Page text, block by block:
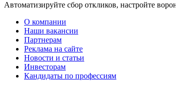
Автоматизируйте сбор откликов, настройте
О компании
Наши вакансии
Партнерам
Реклама на сайте
Новости и статьи
Инвесторам
Кандидаты по профессиям